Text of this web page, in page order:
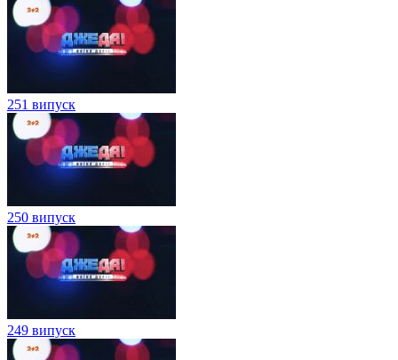
251 випуск
250 випуск
249 випуск